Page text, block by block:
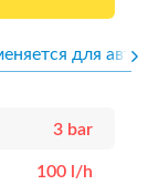
для авто
3 bar
100 l/h